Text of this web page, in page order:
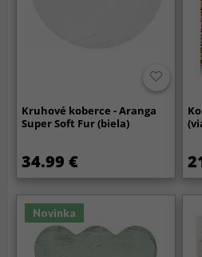
Kruhové koberce - Aranga
Super Soft Fur (biela)
34.99 €
Novinka